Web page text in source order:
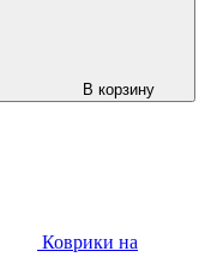
Коврики на
В корзину